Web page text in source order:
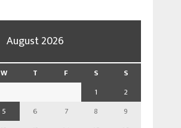
August 2026
W T F S
S
1
2
5 6 7 8
9